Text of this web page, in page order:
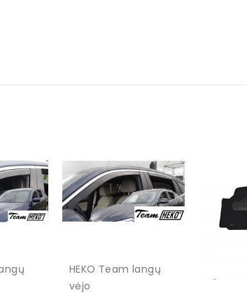
HEKO Team langų
vėjo